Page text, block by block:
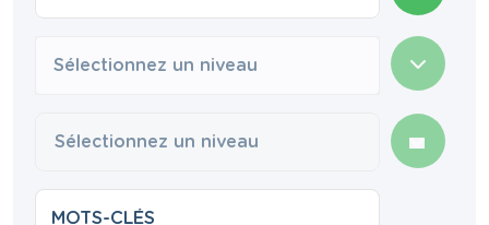
Sélectionnez un niveau